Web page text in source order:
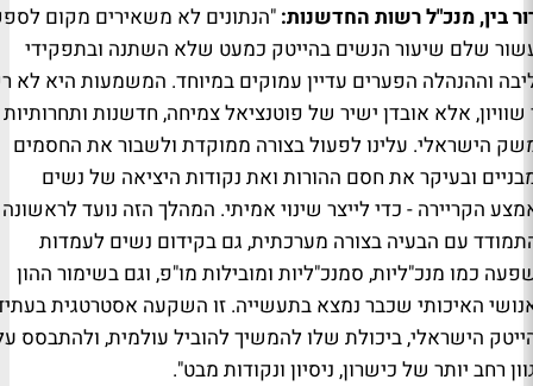
בין, מנכ"ל רשות החדשנות: "הנתונים לא משאירים מקום
שלם שיעור הנשים בהייטק כמעט שלא השתנה ובתפקידי
וההנהלה הפערים עדיין עמוקים במיוחד. המשמעות היא לא
שוויון, אלא אובדן ישיר של פוטנציאל צמיחה, חדשנות ותחרותיות
הישראלי. עלינו לפעול בצורה ממוקדת ולשבור את החסמים
ובעיקר את חסם ההורות ואת נקודות היציאה של נשים
הקריירה - כדי לייצר שינוי אמיתי. המהלך הזה נועד לראשונה
עם הבעיה בצורה מערכתית, גם בקידום נשים לעמדות
כמו מנכ"ליות, סמנכ"ליות ומובילות מו"פ, וגם בשימור ההון
האיכותי שכבר נמצא בתעשייה. זו השקעה אסטרטגית
הישראלי, ביכולת שלו להמשיך להוביל עולמית, ולהתבסס
רחב יותר של כישרון, ניסיון ונקודות מבט".